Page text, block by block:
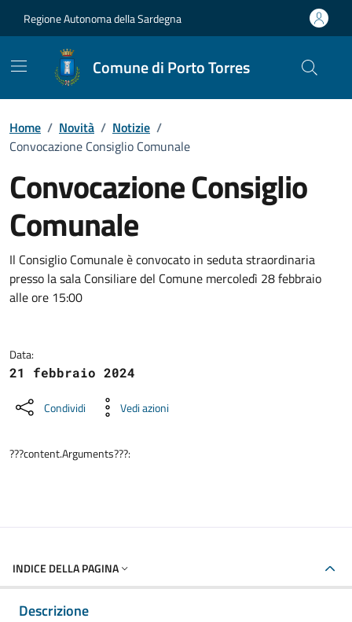
Regione Autonoma della Sardegna
Comune di Porto Torres
Home / Novità / Notizie /
Convocazione Consiglio Comunale
Convocazione Consiglio
Comunale
Dettagli della notizia
Il Consiglio Comunale è convocato in seduta straordinaria
presso la sala Consiliare del Comune mercoledì 28 febbraio
alle ore 15:00
Data:
21 febbraio 2024
Condividi Vedi azioni
???content.Arguments???:
INDICE DELLA PAGINA
Descrizione